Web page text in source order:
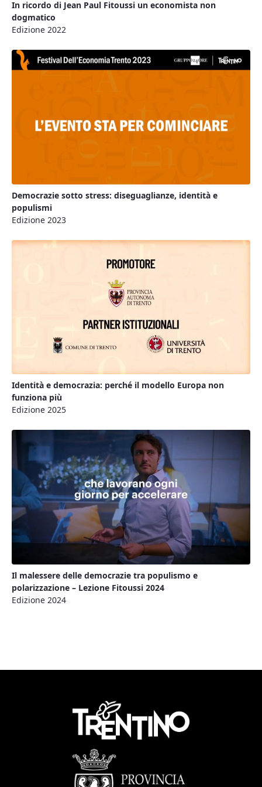
In ricordo di Jean Paul Fitoussi un economista non
dogmatico
Edizione 2022
Democrazie sotto stress: diseguaglianze, identità e
populismi
Edizione 2023
Identità e democrazia: perché il modello Europa non
funziona più
Edizione 2025
Il malessere delle democrazie tra populismo e
polarizzazione – Lezione Fitoussi 2024
Edizione 2024